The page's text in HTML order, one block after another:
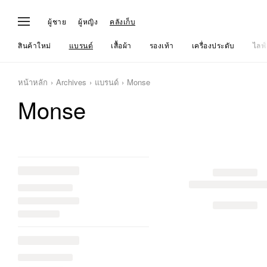
ผู้ชาย ผู้หญิง คลังเก็บ
สินค้าใหม่ แบรนด์ เสื้อผ้า รองเท้า เครื่องประดับ ไลฟ์
หน้าหลัก Archives แบรนด์ Monse
Monse